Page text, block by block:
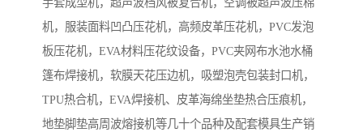
手套成型机，超声波档风被复合机，空调被超声波压棉
机，服装面料凹凸压花机，高频皮革压花机，PVC发泡
板压花机，EVA材料压花纹设备，PVC夹网布水池水桶
篷布焊接机，软膜天花压边机，吸塑泡壳包装封口机，
TPU热合机，EVA焊接机、皮革海绵坐垫热合压痕机，
地垫脚垫高周波熔接机等几十个品种及配套模具生产销